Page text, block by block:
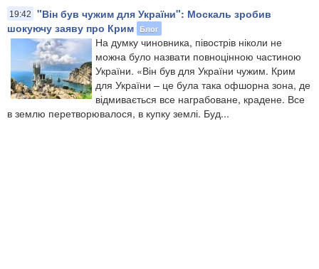
19:42
"Він був чужим для України": Москаль зробив
шокуючу заяву про Крим Блог
На думку чиновника, півострів ніколи не
можна було назвати повноцінною частиною
України. «Він був для України чужим. Крим
для України – це була така офшорна зона, де
відмивається все награбоване, крадене. Все
в землю перетворювалося, в купку землі. Буд...